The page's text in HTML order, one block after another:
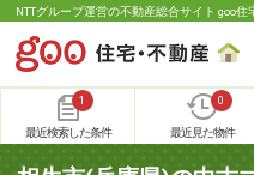
NTTグループ運営の不動産総合サイト goo住
1
最近検索した条件
0
最近見た物件